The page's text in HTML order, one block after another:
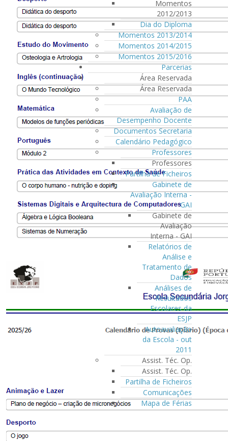
Momentos
2012/2013
Dia do Diploma
Momentos 2013/2014
Momentos 2014/2015
Momentos 2015/2016
Parcerias
Área Reservada
Área Reservada
PAA
Avaliação de
Desempenho Docente
Documentos Secretaria
Calendário Pedagógico
Professores
Professores
Partilha de Ficheiros
Gabinete de
Avaliação Interna -
GAI
Gabinete de
Avaliação
Interna - GAI
Relatórios de
Análise e
Tratamento de
Dados
Análises de
Resultados
Escolares da
ESJP
Autoavaliação
da Escola - out
2011
Assist. Téc. Op.
Assist. Téc. Op.
Partilha de Ficheiros
Comunicações
Mapa de Férias